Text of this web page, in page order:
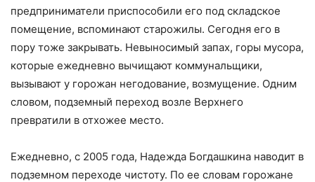
предприниматели приспособили его под складское
помещение, вспоминают старожилы. Сегодня его в
пору тоже закрывать. Невыносимый запах, горы мусора,
которые ежедневно вычищают коммунальщики,
вызывают у горожан негодование, возмущение. Одним
словом, подземный переход возле Верхнего
превратили в отхожее место.
Ежедневно, с 2005 года, Надежда Богдашкина наводит в
подземном переходе чистоту. По ее словам горожане